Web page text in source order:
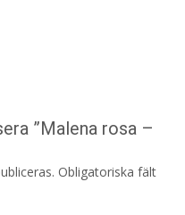
”Malena rosa –
Obligatoriska fält